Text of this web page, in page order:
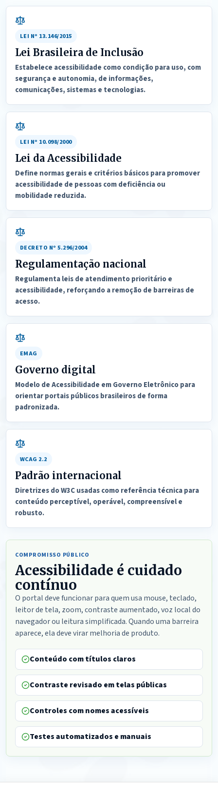
LEI Nº 13.146/2015
Lei Brasileira de Inclusão
Estabelece acessibilidade como condição para uso, com
segurança e autonomia, de informações,
comunicações, sistemas e tecnologias.
LEI Nº 10.098/2000
Lei da Acessibilidade
Define normas gerais e critérios básicos para promover
acessibilidade de pessoas com deficiência ou
mobilidade reduzida.
DECRETO Nº 5.296/2004
Regulamentação nacional
Regulamenta leis de atendimento prioritário e
acessibilidade, reforçando a remoção de barreiras de
acesso.
EMAG
Governo digital
Modelo de Acessibilidade em Governo Eletrônico para
orientar portais públicos brasileiros de forma
padronizada.
WCAG 2.2
Padrão internacional
Diretrizes do W3C usadas como referência técnica para
conteúdo perceptível, operável, compreensível e
robusto.
COMPROMISSO PÚBLICO
Acessibilidade é cuidado
contínuo
O portal deve funcionar para quem usa mouse, teclado,
leitor de tela, zoom, contraste aumentado, voz local do
navegador ou leitura simplificada. Quando uma barreira
aparece, ela deve virar melhoria de produto.
Conteúdo com títulos claros
Contraste revisado em telas públicas
Controles com nomes acessíveis
Testes automatizados e manuais